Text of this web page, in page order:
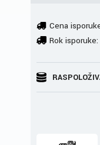
Cena
Rok isporuke: